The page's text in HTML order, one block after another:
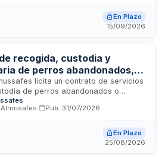
de cría y mantenimiento
utilizados en investigación
En Plazo
15/09/2026
recogida, custodia y
de perros abandonados,
felinas y suministro de
- Ayuntamiento de
licita un contrato de servicios
de perros abandonados o
e instalaciones municipales,
los animales, gestión de colonias
lotes diferenciados: custodia de
felinas, servicios veterinarios, y
Almusafes Pub. 31/07/2026
En Plazo
25/08/2026